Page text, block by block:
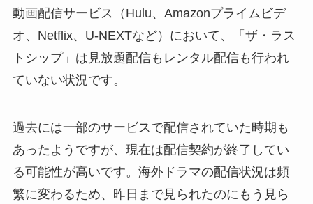
動画配信サービス（Hulu、Amazonプライムビデ
オ、Netflix、U-NEXTなど）において、「ザ・ラス
トシップ」は見放題配信もレンタル配信も行われ
ていない状況です。
過去には一部のサービスで配信されていた時期も
あったようですが、現在は配信契約が終了してい
る可能性が高いです。海外ドラマの配信状況は頻
繁に変わるため、昨日まで見られたのにもう見ら